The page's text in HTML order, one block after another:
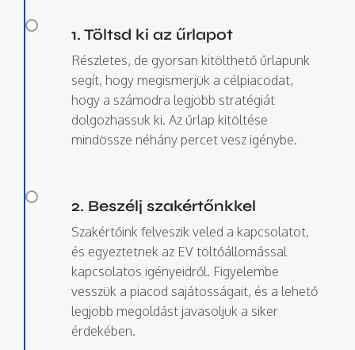
1. Töltsd ki az űrlapot
Részletes, de gyorsan kitölthető űrlapunk
segít, hogy megismerjük a célpiacodat,
hogy a számodra legjobb stratégiát
dolgozhassuk ki. Az űrlap kitöltése
mindössze néhány percet vesz igénybe.
2. Beszélj szakértőnkkel
Szakértőink felveszik veled a kapcsolatot,
és egyeztetnek az EV töltőállomással
kapcsolatos igényeidről. Figyelembe
vesszük a piacod sajátosságait, és a lehető
legjobb megoldást javasoljuk a siker
érdekében.